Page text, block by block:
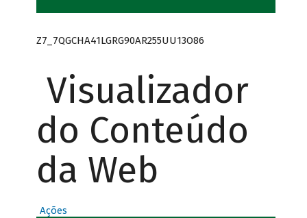
Z7_7QGCHA41LGRG90AR255UU13O86
Visualizador
do Conteúdo
da Web
Ações